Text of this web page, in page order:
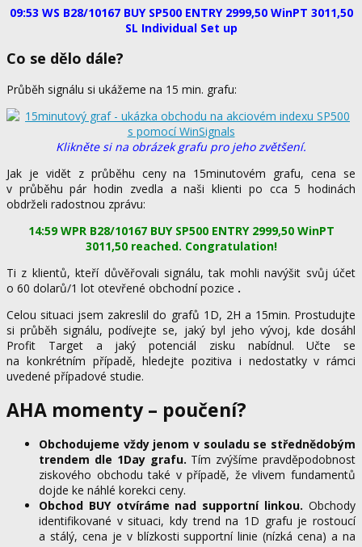
09:53 WS B28/10167 BUY SP500 ENTRY 2999,50 WinPT 3011,50
SL Individual Set up
Co se dělo dále?
Průběh signálu si ukážeme na 15 min. grafu:
Klikněte si na obrázek grafu pro jeho zvětšení.
Jak je vidět z průběhu ceny na 15minutovém grafu, cena se
v průběhu pár hodin zvedla a naši klienti po cca 5 hodinách
obdrželi radostnou zprávu:
14:59 WPR B28/10167 BUY SP500 ENTRY 2999,50 WinPT
3011,50 reached. Congratulation!
Ti z klientů, kteří důvěřovali signálu, tak mohli navýšit svůj účet
o 60 dolarů/1 lot otevřené obchodní pozice .
Celou situaci jsem zakreslil do grafů 1D, 2H a 15min. Prostudujte
si průběh signálu, podívejte se, jaký byl jeho vývoj, kde dosáhl
Profit Target a jaký potenciál zisku nabídnul. Učte se
na konkrétním případě, hledejte pozitiva i nedostatky v rámci
uvedené případové studie.
AHA momenty – poučení?
Obchodujeme vždy jenom v souladu se střednědobým
trendem dle 1Day grafu. Tím zvýšíme pravděpodobnost
ziskového obchodu také v případě, že vlivem fundamentů
dojde ke náhlé korekci ceny.
Obchod BUY otvíráme nad supportní linkou. Obchody
identifikované v situaci, kdy trend na 1D grafu je rostoucí
a stálý, cena je v blízkosti supportní linie (nízká cena) a na